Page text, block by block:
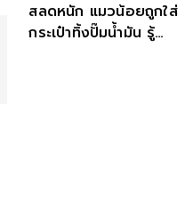
สลดหนัก แมวน้อยถูกใส่
กระเป๋าทิ้งปั๊มน้ำมัน รู้